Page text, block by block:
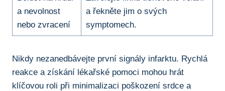
a nevolnost ​
nebo zvracení
a řekněte jim ⁣o svých
⁣symptomech.
Nikdy nezanedbávejte‌ první signály infarktu. Rychlá
⁢reakce⁢ a získání lékařské pomoci ⁢mohou⁤ hrát
klíčovou roli ‍při ‍minimalizaci⁤ poškození ‌srdce a